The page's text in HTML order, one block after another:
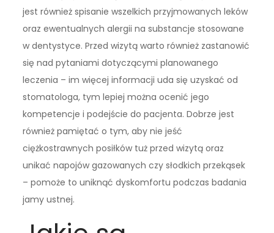
jest również spisanie wszelkich przyjmowanych leków
oraz ewentualnych alergii na substancje stosowane
w dentystyce. Przed wizytą warto również zastanowić
się nad pytaniami dotyczącymi planowanego
leczenia – im więcej informacji uda się uzyskać od
stomatologa, tym lepiej można ocenić jego
kompetencje i podejście do pacjenta. Dobrze jest
również pamiętać o tym, aby nie jeść
ciężkostrawnych posiłków tuż przed wizytą oraz
unikać napojów gazowanych czy słodkich przekąsek
– pomoże to uniknąć dyskomfortu podczas badania
jamy ustnej.